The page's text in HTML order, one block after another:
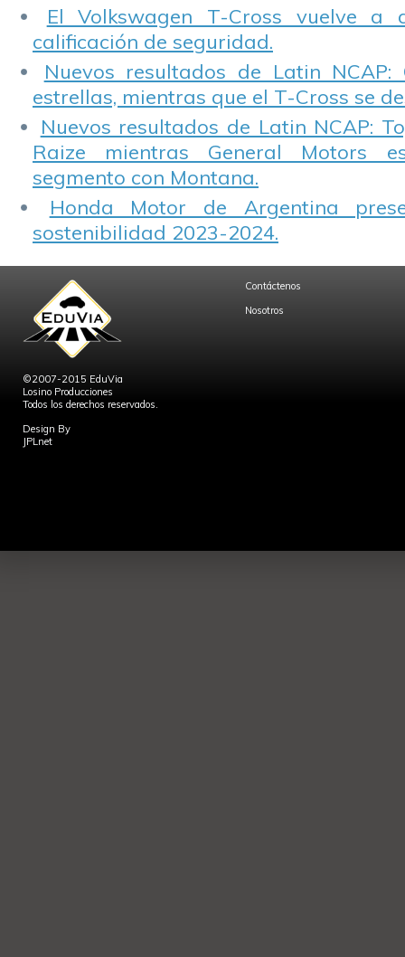
El Volkswagen T-Cross vuelve a
calificación de seguridad.
Nuevos resultados de Latin NCAP:
estrellas, mientras que el T-Cross se
Nuevos resultados de Latin NCAP:
Raize mientras General Motors
segmento con Montana.
Honda Motor de Argentina
sostenibilidad 2023-2024.
©2007-2015 EduVia
Losino Producciones
Todos los derechos reservados.
Design By
JPLnet
Contáctenos
Nosotros